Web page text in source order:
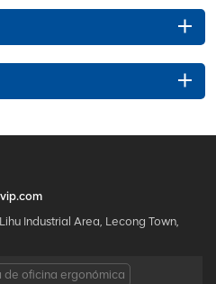
Industrial Area, Lecong Town,
de oficina ergonómica